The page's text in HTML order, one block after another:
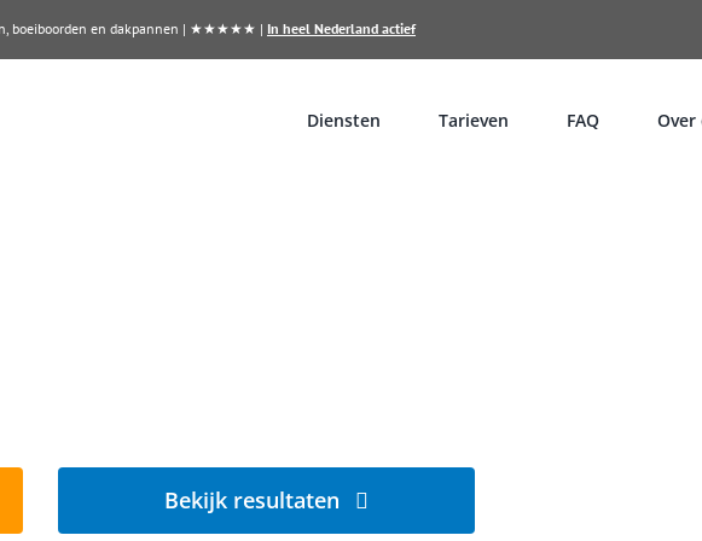
boeiboorden en dakpannen | ★★★★★ | In heel Nederland actief
Diensten Tarieven FAQ Over
Bekijk resultaten